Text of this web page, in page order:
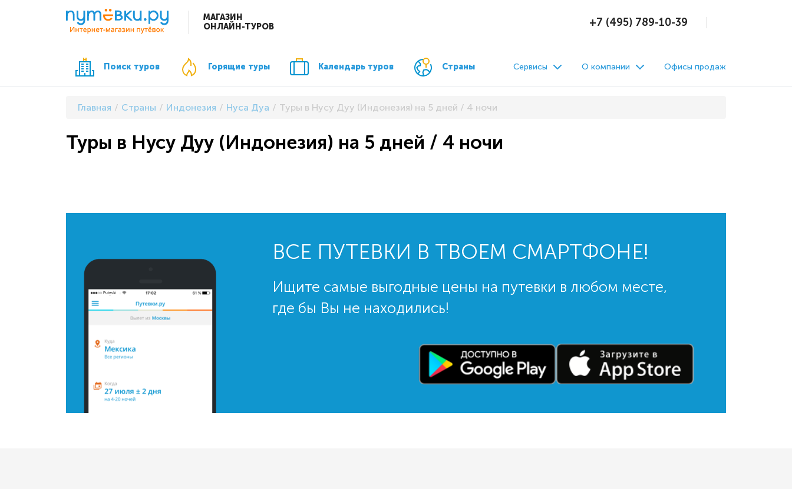
МАГАЗИН
ОНЛАЙН-ТУРОВ
+7 (495) 789-10-39
Поиск туров Горящие туры Календарь туров Страны Сервисы О компании Офисы продаж
Главная Страны Индонезия Нуса Дуа Туры в Нусу Дуу (Индонезия) на 5 дней / 4 ночи
Туры в Нусу Дуу (Индонезия) на 5 дней / 4 ночи
ВСЕ ПУТЕВКИ В ТВОЕМ СМАРТФОНЕ!
Ищите самые выгодные цены на путевки в любом месте,
где бы Вы не находились!